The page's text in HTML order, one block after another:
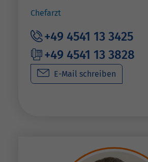
Chefarzt
+49 4541 13 3425
+49 4541 13 3828
E-Mail schreiben